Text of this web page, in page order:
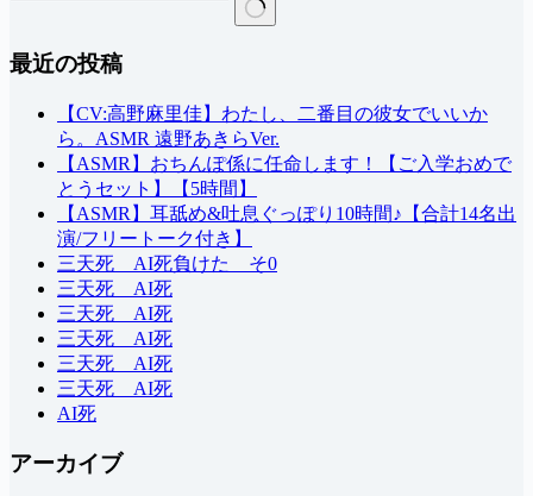
果
最近の投稿
【CV:高野麻里佳】わたし、二番目の彼女でいいか
ら。ASMR 遠野あきらVer.
【ASMR】おちんぽ係に任命します！【ご入学おめで
とうセット】【5時間】
【ASMR】耳舐め&吐息ぐっぽり10時間♪【合計14名出
演/フリートーク付き】
三天死 AI死負けた そ0
三天死 AI死
三天死 AI死
三天死 AI死
三天死 AI死
三天死 AI死
AI死
アーカイブ